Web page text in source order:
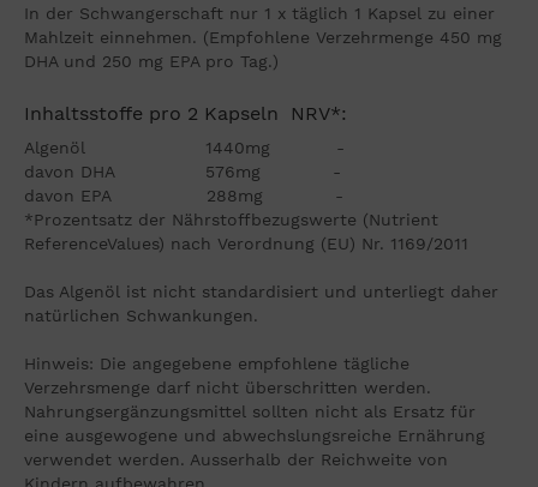
In der Schwangerschaft nur 1 x täglich 1 Kapsel zu einer
Mahlzeit einnehmen. (Empfohlene Verzehrmenge 450 mg
DHA und 250 mg EPA pro Tag.)
Inhaltsstoffe pro 2 Kapseln NRV*:
Algenöl 1440mg -
davon DHA 576mg -
davon EPA 288mg -
*Prozentsatz der Nährstoffbezugswerte (Nutrient
ReferenceValues) nach Verordnung (EU) Nr. 1169/2011
Das Algenöl ist nicht standardisiert und unterliegt daher
natürlichen Schwankungen.
Hinweis: Die angegebene empfohlene tägliche
Verzehrsmenge darf nicht überschritten werden.
Nahrungsergänzungsmittel sollten nicht als Ersatz für
eine ausgewogene und abwechslungsreiche Ernährung
verwendet werden. Ausserhalb der Reichweite von